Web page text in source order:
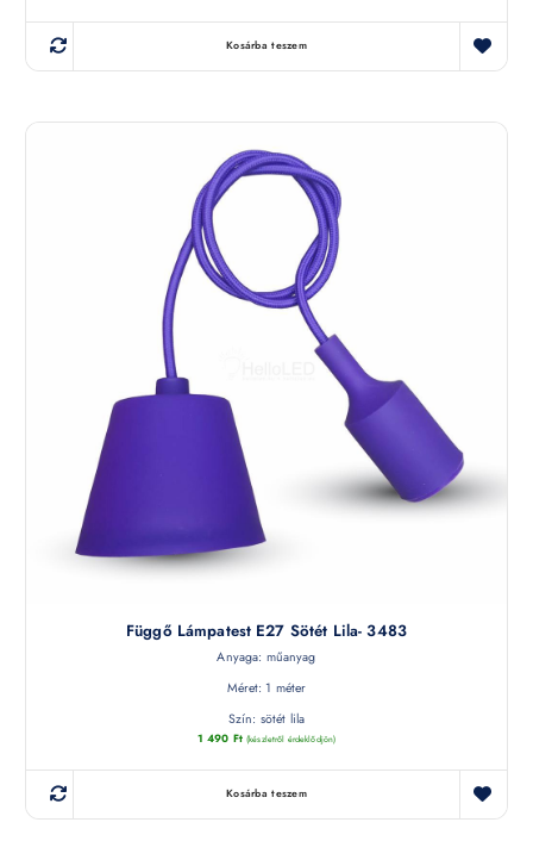
Kosárba teszem
Függő Lámpatest E27 Sötét Lila- 3483
Anyaga: műanyag
Méret: 1 méter
Szín: sötét lila
1 490 Ft (készletről érdeklődjön)
Kosárba teszem